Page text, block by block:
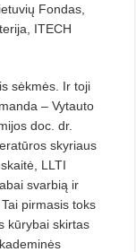
Fondas,
ITECH
sėkmės. Ir toji
– Vytauto
doc. dr.
skyriaus
LLTI
svarbią ir
pirmasis toks
kūrybai skirtas